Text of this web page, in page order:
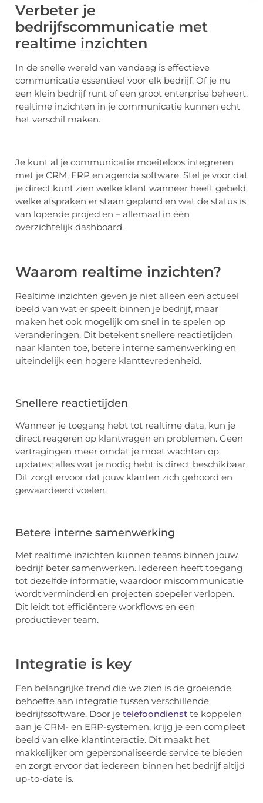
Verbeter je
bedrijfscommunicatie met
realtime inzichten
In de snelle wereld van vandaag is effectieve
communicatie essentieel voor elk bedrijf. Of je nu
een klein bedrijf runt of een groot enterprise beheert,
realtime inzichten in je communicatie kunnen echt
het verschil maken.
Je kunt al je communicatie moeiteloos integreren
met je CRM, ERP en agenda software. Stel je voor dat
je direct kunt zien welke klant wanneer heeft gebeld,
welke afspraken er staan gepland en wat de status is
van lopende projecten – allemaal in één
overzichtelijk dashboard.
Waarom realtime inzichten?
Realtime inzichten geven je niet alleen een actueel
beeld van wat er speelt binnen je bedrijf, maar
maken het ook mogelijk om snel in te spelen op
veranderingen. Dit betekent snellere reactietijden
naar klanten toe, betere interne samenwerking en
uiteindelijk een hogere klanttevredenheid.
Snellere reactietijden
Wanneer je toegang hebt tot realtime data, kun je
direct reageren op klantvragen en problemen. Geen
vertragingen meer omdat je moet wachten op
updates; alles wat je nodig hebt is direct beschikbaar.
Dit zorgt ervoor dat jouw klanten zich gehoord en
gewaardeerd voelen.
Betere interne samenwerking
Met realtime inzichten kunnen teams binnen jouw
bedrijf beter samenwerken. Iedereen heeft toegang
tot dezelfde informatie, waardoor miscommunicatie
wordt verminderd en projecten soepeler verlopen.
Dit leidt tot efficiëntere workflows en een
productiever team.
Integratie is key
Een belangrijke trend die we zien is de groeiende
behoefte aan integratie tussen verschillende
bedrijfssoftware. Door je telefoondienst te koppelen
aan je CRM- en ERP-systemen, krijg je een compleet
beeld van elke klantinteractie. Dit maakt het
makkelijker om gepersonaliseerde service te bieden
en zorgt ervoor dat iedereen binnen het bedrijf altijd
up-to-date is.